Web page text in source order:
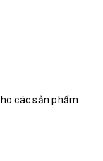
các sản phẩm